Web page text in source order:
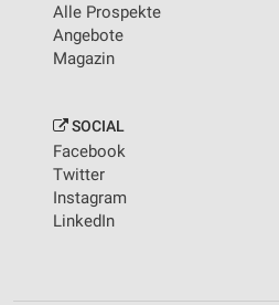
Alle Prospekte
Angebote
Magazin
SOCIAL
Facebook
Twitter
Instagram
LinkedIn